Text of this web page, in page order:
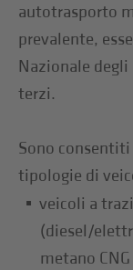
autotrasporto
prevalente,
Nazionale
terzi.
Sono
tipologie di
veicoli a
(diesel/
metano